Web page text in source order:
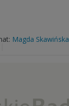
Magda Skawińska